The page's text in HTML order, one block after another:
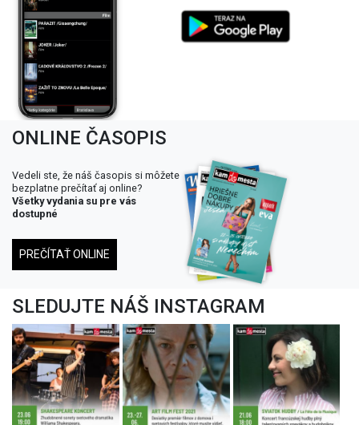
ONLINE ČASOPIS
Vedeli ste, že náš časopis si môžete
bezplatne prečítať aj online?
Všetky vydania su pre vás
dostupné
PREČÍTAŤ ONLINE
SLEDUJTE NÁŠ INSTAGRAM